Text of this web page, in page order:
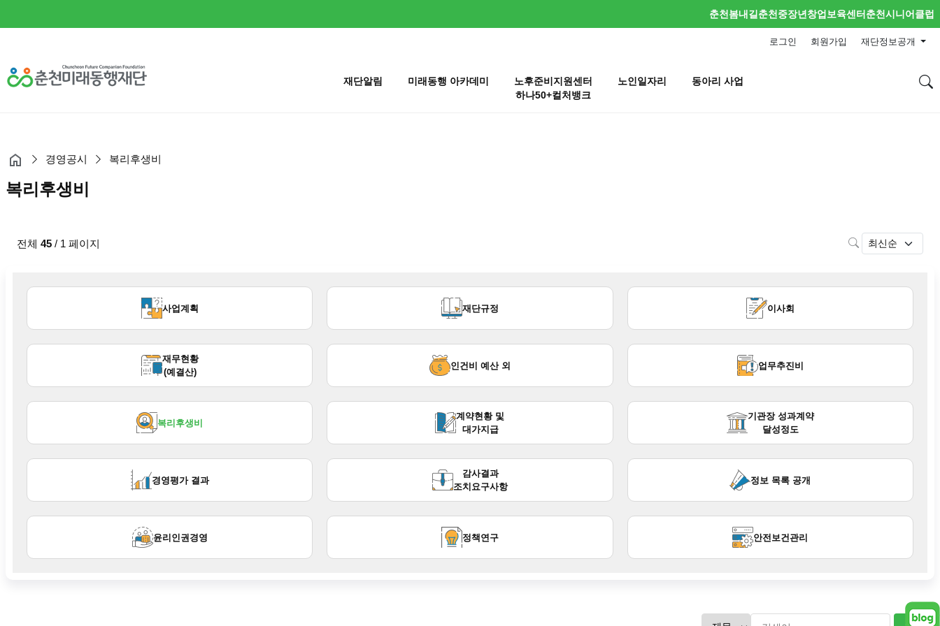
춘천봄내길 춘천중장년창업보육센터 춘천시니어클럽
로그인 회원가입 재단정보공개
재단알림 미래동행 아카데미
노후준비지원센터
하나50+컬처뱅크
노인일자리 동아리 사업
경영공시 복리후생비
복리후생비
전체 45 / 1 페이지 검색
현재 분류
사업계획 현재 분류
재단규정 현재 분류
이사회
현재 분류
재무현황
(예결산)
현재 분류
인건비 예산 외 현재 분류
업무추진비
현재 분류
복리후생비
현재 분류
계약현황 및
대가지급
현재 분류
기관장 성과계약
달성정도
현재 분류
경영평가 결과
현재 분류
감사결과
조치요구사항
현재 분류
정보 목록 공개
현재 분류
윤리인권경영 현재 분류
정책연구 현재 분류
안전보건관리
블로그